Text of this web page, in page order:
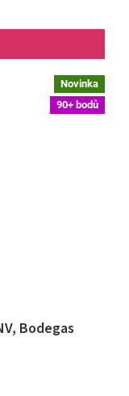
Novinka
90+ bodů
Bodegas